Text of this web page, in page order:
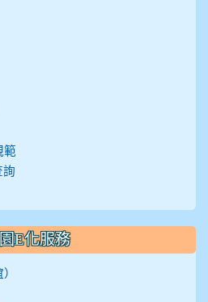
範
詢
E化服務